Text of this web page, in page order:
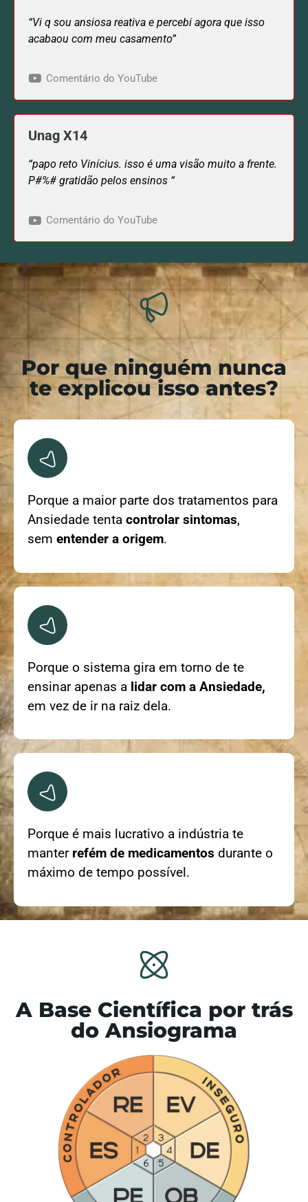
“Vi q sou ansiosa reativa e percebi agora que isso
acabaou com meu casamento”
Comentário do YouTube
Unag X14
“papo reto Vinícius. isso é uma visão muito a frente.
P#%# gratidão pelos ensinos “
Comentário do YouTube
Por que ninguém nunca
te explicou isso antes?
Porque a maior parte dos tratamentos para
Ansiedade tenta controlar sintomas,
sem entender a origem.
Porque o sistema gira em torno de te
ensinar apenas a lidar com a Ansiedade,
em vez de ir na raiz dela.
Porque é mais lucrativo a indústria te
manter refém de medicamentos durante o
máximo de tempo possível.
A Base Científica por trás
do Ansiograma